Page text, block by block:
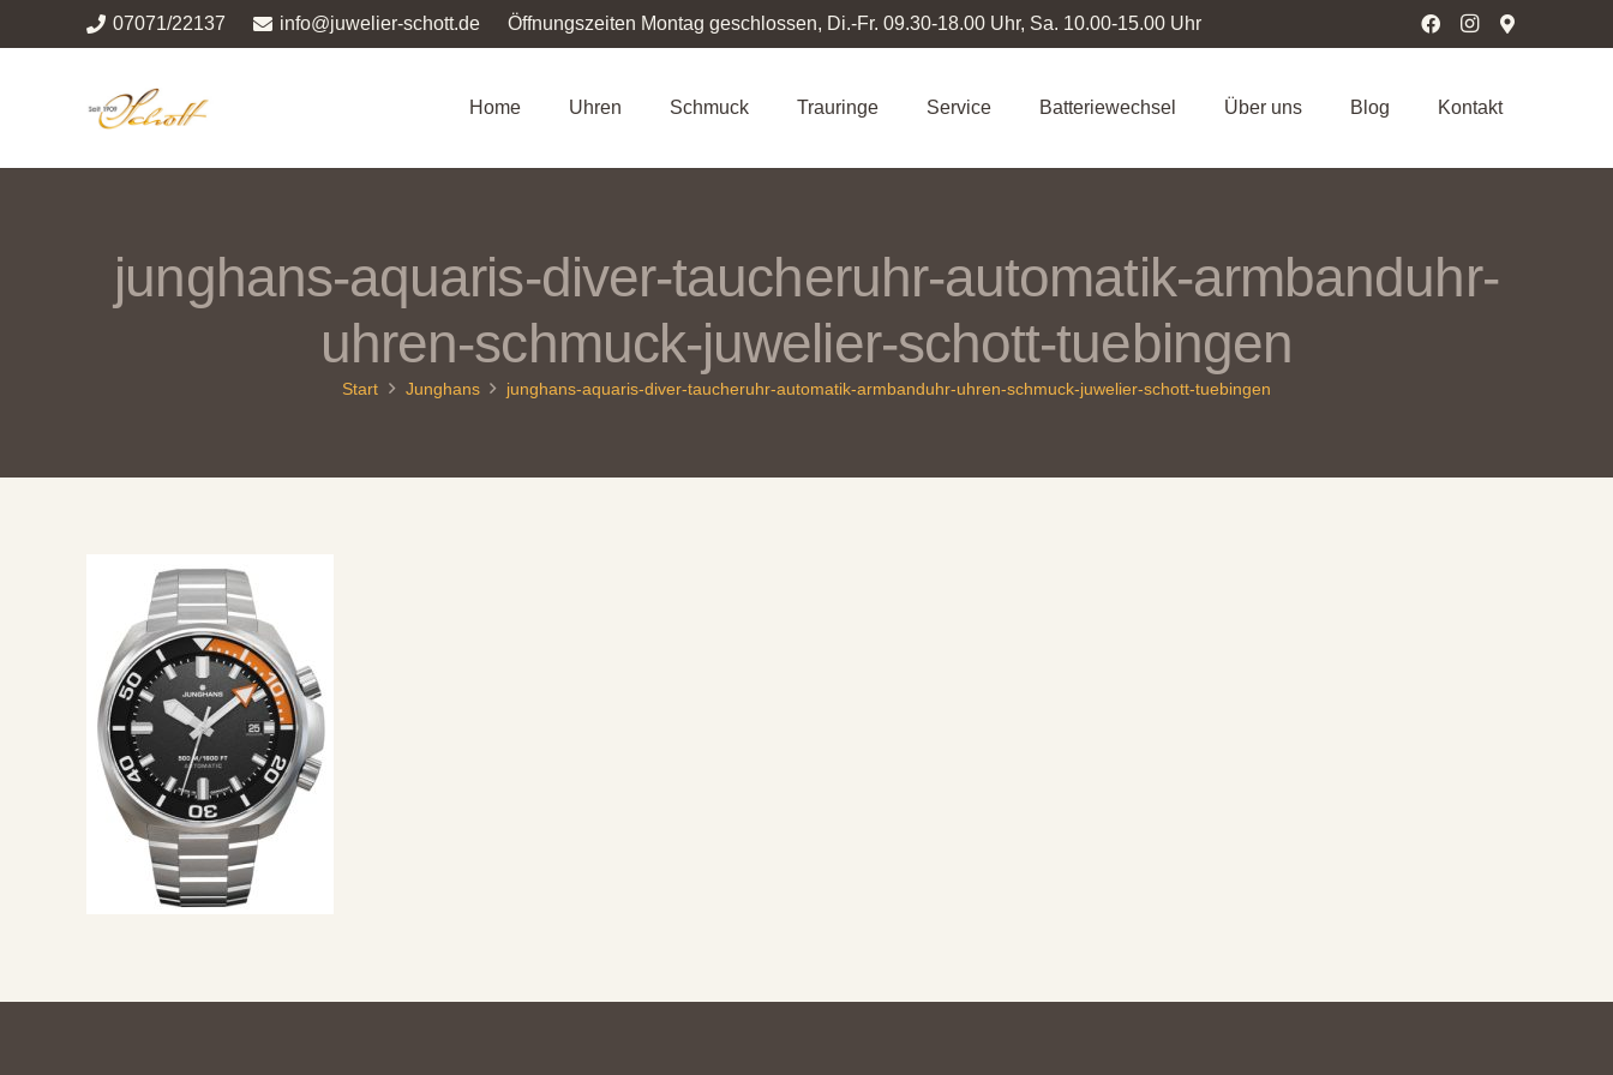
07071/22137 info@juwelier-schott.de Öffnungszeiten Montag geschlossen, Di.-Fr. 09.30-18.00 Uhr, Sa. 10.00-15.00 Uhr
Home Uhren Schmuck Trauringe Service Batteriewechsel Über uns Blog Kontakt
junghans-aquaris-diver-taucheruhr-automatik-armbanduhr-
uhren-schmuck-juwelier-schott-tuebingen
Start Junghans junghans-aquaris-diver-taucheruhr-automatik-armbanduhr-uhren-schmuck-juwelier-schott-tuebingen